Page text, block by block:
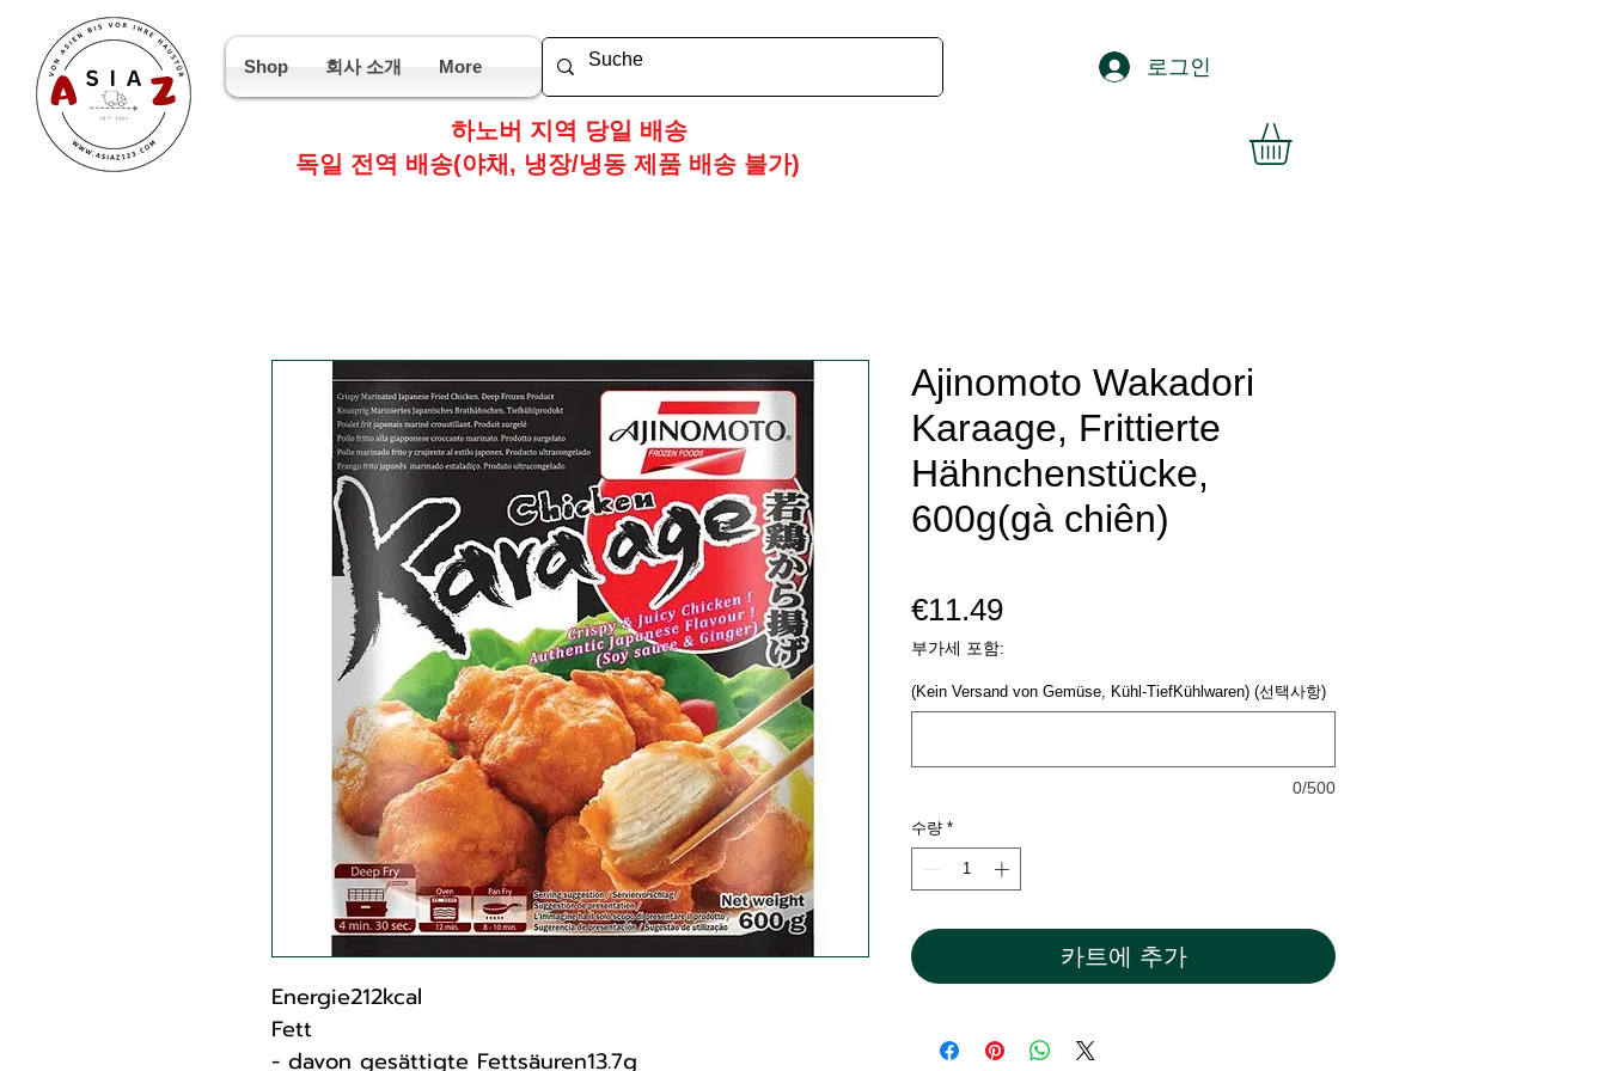
Shop 회사 소개 More 로그인
독일 전역 배송(야채, 냉장/냉동 제품 배송 불가)
하노버 지역 당일 배송
Energie212kcal
Fett
- davon gesättigte Fettsäuren13.7g
Ajinomoto Wakadori
Karaage, Frittierte
Hähnchenstücke,
600g(gà chiên)
€11.49가
격
부가세 포함:
(Kein Versand von Gemüse, Kühl-TiefKühlwaren) (선택사항)
0/500
수량 *
카트에 추가